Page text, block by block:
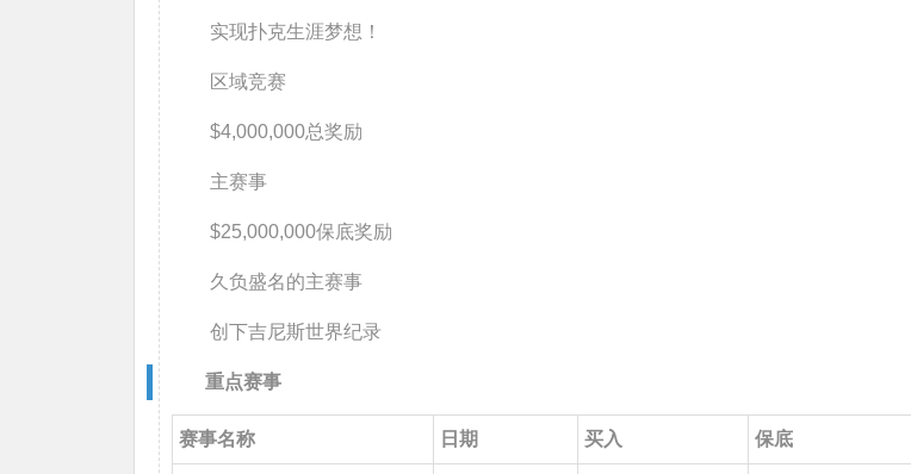
实现扑克生涯梦想！
区域竞赛
$4,000,000总奖励
主赛事
$25,000,000保底奖励
久负盛名的主赛事
创下吉尼斯世界纪录
重点赛事
赛事名称 日期 买入 保底